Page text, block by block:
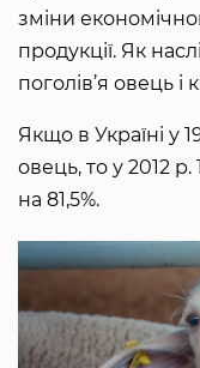
зміни
продукції. Як
поголів’я овець і
Якщо в Україні у
овець, то у 2012
на 81,5%.